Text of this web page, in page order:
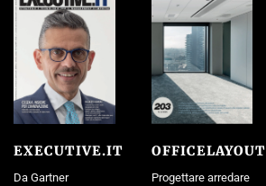
EXECUTIVE.IT
Da Gartner
OFFICELAYOUT
Progettare arredare